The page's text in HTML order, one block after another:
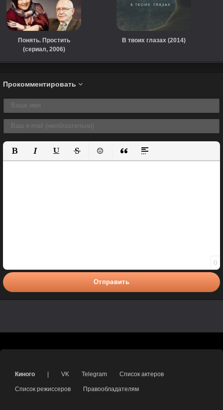
Понять. Простить
(сериал, 2006)
В твоих глазах (2014)
Прокомментировать
Полужирный
КурсивПодчеркнутый
ЗачеркнутыйВставить смайлик
Вставка цитаты
Вставка спойлера
0
Отправить
Киного | VK Telegram Список актеров
Список режиссеров Правообладателям